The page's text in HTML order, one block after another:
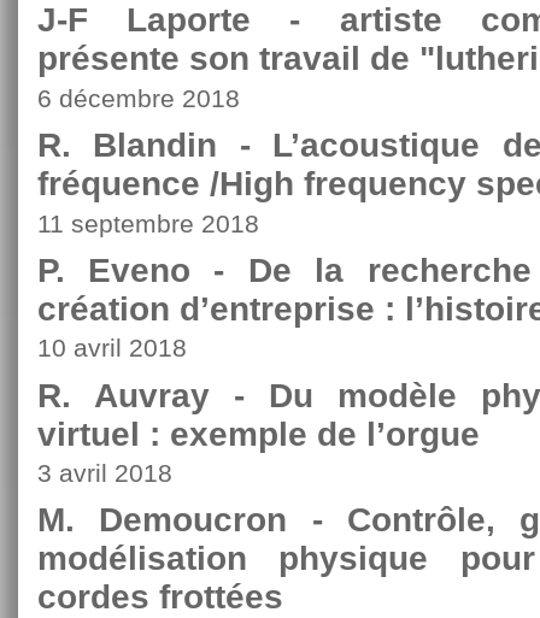
J-F Laporte - artiste
présente son travail de
6 décembre 2018
R. Blandin - L’acoustique
fréquence /High frequency
11 septembre 2018
P. Eveno - De la
création d’entreprise :
10 avril 2018
R. Auvray - Du modèle
virtuel : exemple de l’orgue
3 avril 2018
M. Demoucron - Contrôle,
modélisation physique
cordes frottées